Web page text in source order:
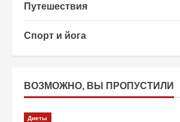
Путешествия
Спорт и йога
ВОЗМОЖНО, ВЫ ПРОПУСТИЛИ
Диеты